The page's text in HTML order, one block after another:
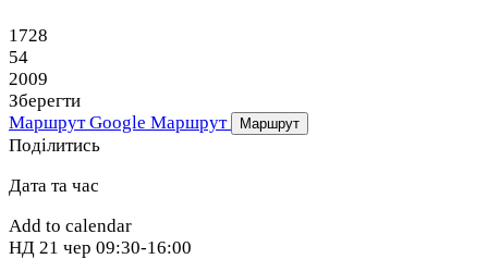
1728
54
2009
Зберегти
Маршрут Google Маршрут Маршрут
Поділитись
Дата та час
Add to calendar
НД 21 чер 09:30-16:00